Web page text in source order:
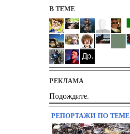
В ТЕМЕ
РЕКЛАМА
Подождите.
РЕПОРТАЖИ ПО ТЕМЕ